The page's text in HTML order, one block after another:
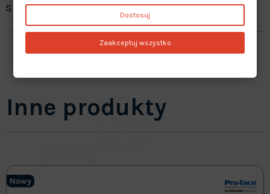
sprzedawane produkty?
Inne produkty
Nowy
Dostosuj
Zaakceptuj wszystko